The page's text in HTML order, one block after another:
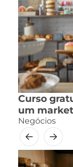
Curso
um
Negócios